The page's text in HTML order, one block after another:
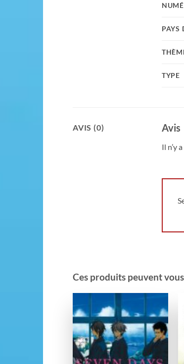
PAYS
TYPE
AVIS (0) Avis
Il n’y
Ces produits peuvent
Ajouter
à la
wishlist